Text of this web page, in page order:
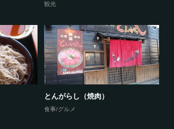
観光
とんがらし（焼肉）
食事/グルメ